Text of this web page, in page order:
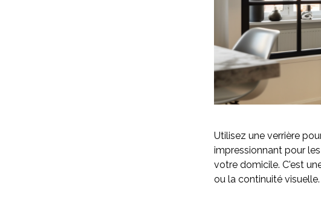
Utilisez une verrière
impressionnant pour
votre domicile. C'est
ou la continuité visuelle.